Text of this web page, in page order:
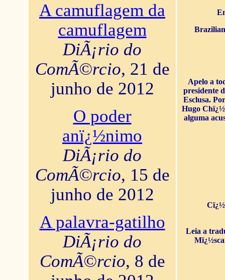
A camuflagem da
camuflagem
DiÃ¡rio do
ComÃ©rcio, 21 de
junho de 2012
O poder
anï¿½nimo
DiÃ¡rio do
ComÃ©rcio, 15 de
junho de 2012
A palavra-gatilho
DiÃ¡rio do
ComÃ©rcio, 8 de
Apelo a
presidente
Esclusa.
Hugo
alguma
Leia a